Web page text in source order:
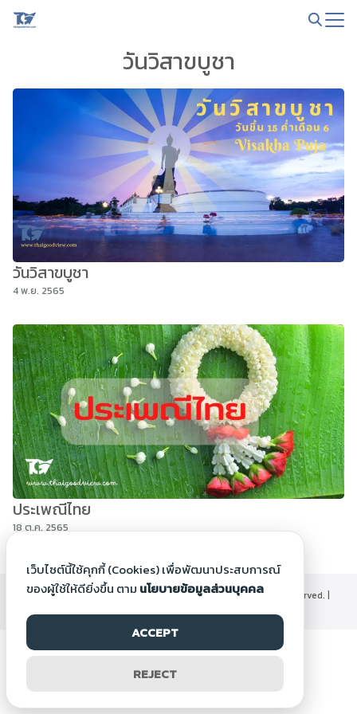
Skip
วันวิสาขบูชา
วันวิสาขบูชา
4 พ.ย. 2565
ประเพณีไทย
18 ต.ค. 2565
©2000-2026 Thaigoodview.com, All rights reserved. |
เว็บไซต์นี้ใช้คุกกี้ (Cookies) เพื่อพัฒนาประสบการณ์
ของผู้ใช้ให้ดียิ่งขึ้น ตาม นโยบายข้อมูลส่วนบุคคล
ACCEPT
REJECT